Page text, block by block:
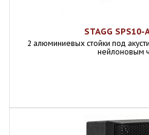
STAGG SPS10-
2 алюминиевых стойки под
нейлоновым